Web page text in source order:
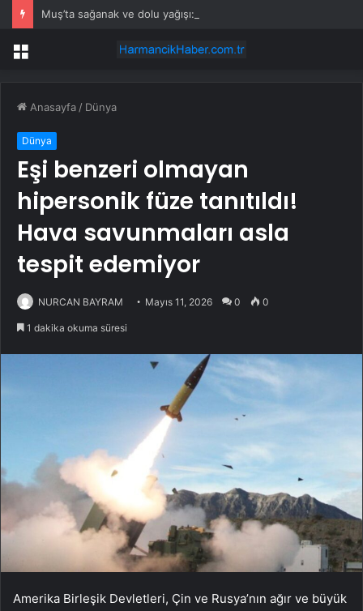
Muş’ta sağanak ve dolu yağışı: İş yerlerini su bastı
Menü
Anasayfa / Dünya
Dünya
Eşi benzeri olmayan
hipersonik füze tanıtıldı!
Hava savunmaları asla
tespit edemiyor
NURCAN BAYRAM Mayıs 11, 2026 0 0
1 dakika okuma süresi
Amerika Birleşik Devletleri, Çin ve Rusya’nın ağır ve büyük